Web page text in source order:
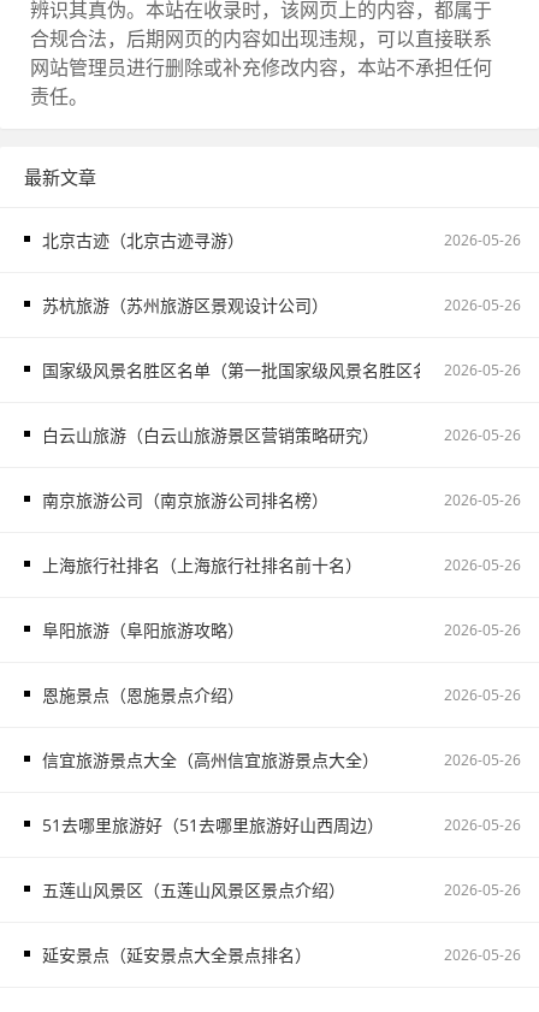
辨识其真伪。本站在收录时，该网页上的内容，都属于
合规合法，后期网页的内容如出现违规，可以直接联系
网站管理员进行删除或补充修改内容，本站不承担任何
责任。
最新文章
北京古迹（北京古迹寻游） 2026-05-26
苏杭旅游（苏州旅游区景观设计公司） 2026-05-26
国家级风景名胜区名单（第一批国家级风景名胜区名单）2026-05-26
白云山旅游（白云山旅游景区营销策略研究） 2026-05-26
南京旅游公司（南京旅游公司排名榜） 2026-05-26
上海旅行社排名（上海旅行社排名前十名） 2026-05-26
阜阳旅游（阜阳旅游攻略） 2026-05-26
恩施景点（恩施景点介绍） 2026-05-26
信宜旅游景点大全（高州信宜旅游景点大全） 2026-05-26
51去哪里旅游好（51去哪里旅游好山西周边） 2026-05-26
五莲山风景区（五莲山风景区景点介绍） 2026-05-26
延安景点（延安景点大全景点排名） 2026-05-26